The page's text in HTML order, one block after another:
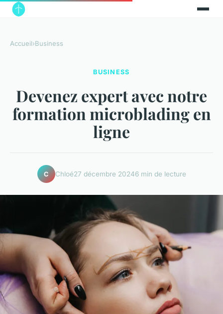
Accueil›Business
BUSINESS
Devenez expert avec notre
formation microblading en
ligne
C Chloé27 décembre 20246 min de lecture